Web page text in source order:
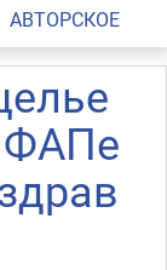
АВТОРСКОЕ
ФАПе